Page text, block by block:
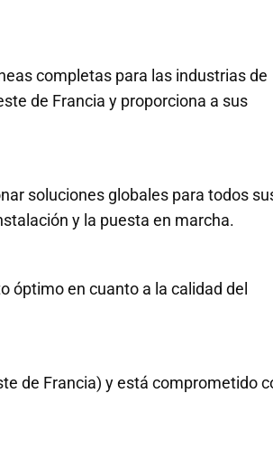
completas para las industrias de
de Francia y proporciona a sus
soluciones globales para todos
y la puesta en marcha.
óptimo en cuanto a la calidad del
de Francia) y está comprometido